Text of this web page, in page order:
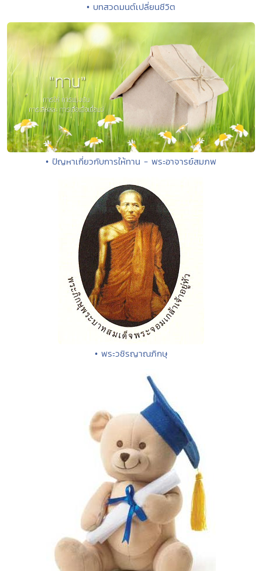
• บทสวดมนต์เปลี่ยนชีวิต
• ปัญหาเกี่ยวกับการให้ทาน - พระอาจารย์สมภพ
• พระวชิรญาณภิกษุ